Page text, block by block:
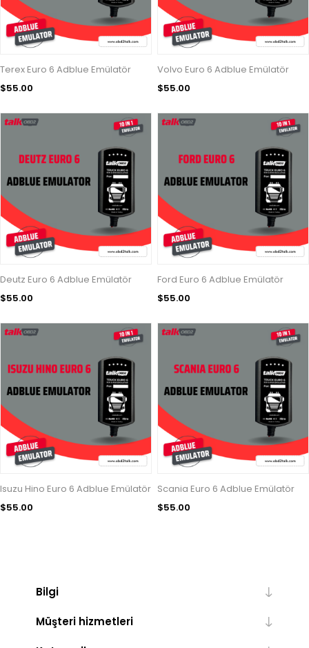
Terex Euro 6 Adblue Emülatör
$55.00
Volvo Euro 6 Adblue Emülatör
$55.00
Deutz Euro 6 Adblue Emülatör
$55.00
Ford Euro 6 Adblue Emülatör
$55.00
Isuzu Hino Euro 6 Adblue Emülatör
$55.00
Scania Euro 6 Adblue Emülatör
$55.00
Bilgi
Müşteri hizmetleri